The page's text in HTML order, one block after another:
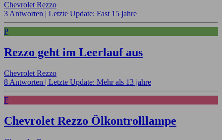
Chevrolet Rezzo
3 Antworten | Letzte Update: Fast 15 jahre
P
Rezzo geht im Leerlauf aus
Chevrolet Rezzo
8 Antworten | Letzte Update: Mehr als 13 jahre
F
Chevrolet Rezzo Ölkontrolllampe